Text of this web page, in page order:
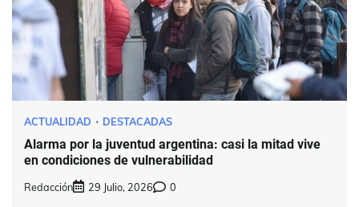
ACTUALIDAD DESTACADAS
Alarma por la juventud argentina: casi la mitad vive
en condiciones de vulnerabilidad
Redacción 29 Julio, 2026 0